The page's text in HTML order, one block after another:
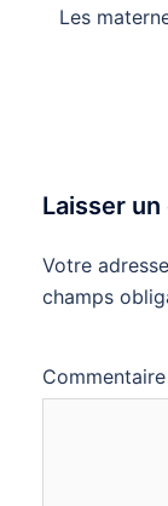
Les
Laisser
Votre
champs
Commentaire